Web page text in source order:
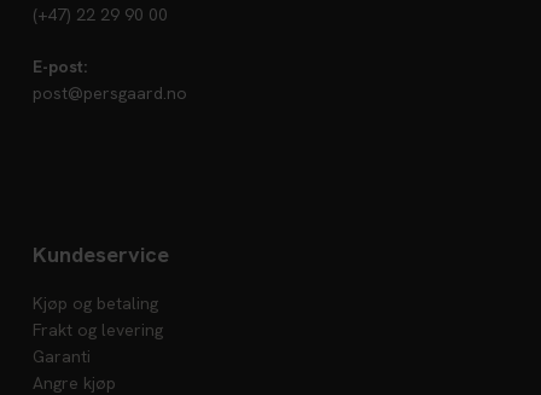
(+47) 22 29 90 00
E-post:
post@persgaard.no
Kundeservice
Kjøp og betaling
Frakt og levering
Garanti
Angre kjøp